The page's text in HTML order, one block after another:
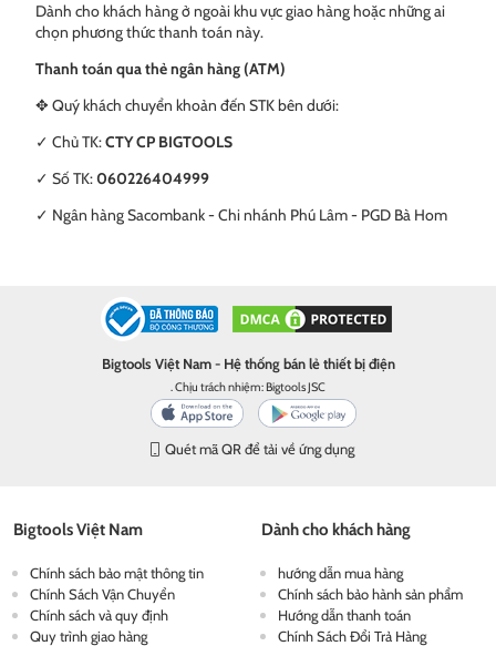
Dành cho khách hàng ở ngoài khu vực giao hàng hoặc những ai
chọn phương thức thanh toán này.
Thanh toán qua thẻ ngân hàng (ATM)
✥ Quý khách chuyển khoản đến STK bên dưới:
✓ Chủ TK:CTY CP BIGTOOLS
✓ Số TK:060226404999
✓ Ngân hàng Sacombank - Chi nhánh Phú Lâm - PGD Bà Hom
Bigtools Việt Nam - Hệ thống bán lẻ thiết bị điện
. Chịu trách nhiệm: Bigtools JSC
Quét mã QR để tải về ứng dụng
Bigtools Việt Nam
Chính sách bảo mật thông tin
Chính Sách Vận Chuyển
Chính sách và quy định
Quy trình giao hàng
Dành cho khách hàng
hướng dẫn mua hàng
Chính sách bảo hành sản phẩm
Hướng dẫn thanh toán
Chính Sách Đổi Trả Hàng